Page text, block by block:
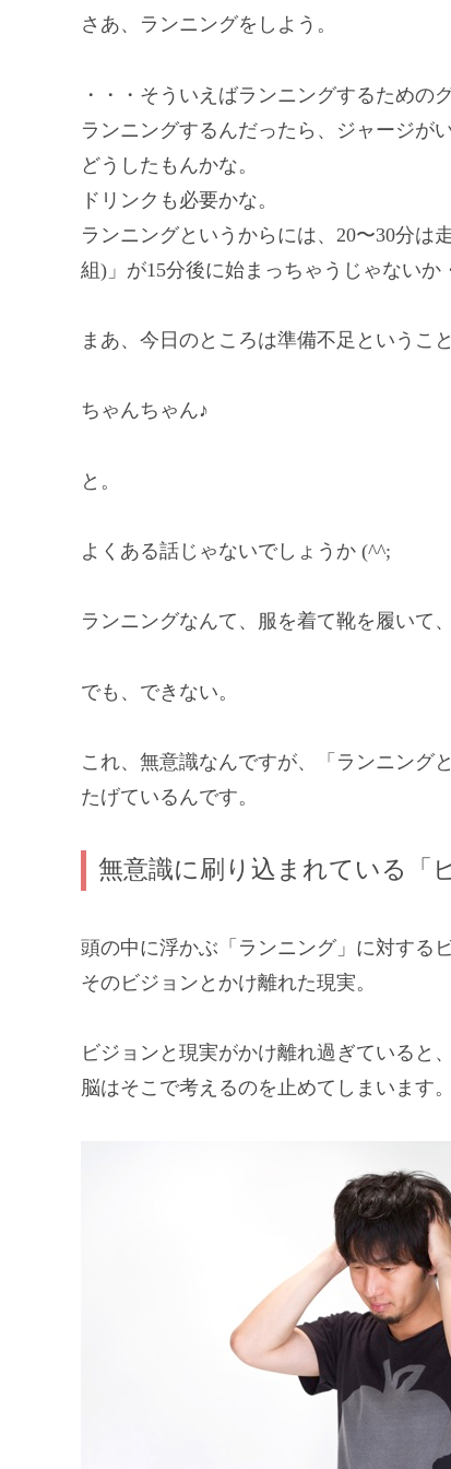
さあ、ランニングをしよう。
・・・そういえばランニングするための
ランニングするんだったら、ジャージが
どうしたもんかな。
ドリンクも必要かな。
ランニングというからには、20〜30分
組)」が15分後に始まっちゃうじゃないか
まあ、今日のところは準備不足というこ
ちゃんちゃん♪
と。
よくある話じゃないでしょうか (^^;
ランニングなんて、服を着て靴を履いて
でも、できない。
これ、無意識なんですが、「ランニング
たげているんです。
無意識に刷り込まれている「
頭の中に浮かぶ「ランニング」に対する
そのビジョンとかけ離れた現実。
ビジョンと現実がかけ離れ過ぎていると
脳はそこで考えるのを止めてしまいます。